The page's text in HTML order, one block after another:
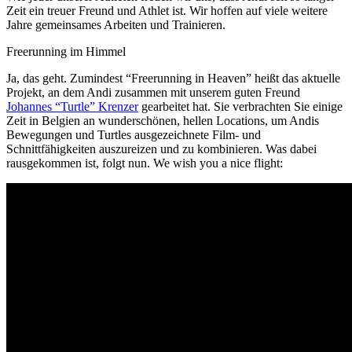
Zeit ein treuer Freund und Athlet ist. Wir hoffen auf viele weitere
Jahre gemeinsames Arbeiten und Trainieren.
Freerunning im Himmel
Ja, das geht. Zumindest “Freerunning in Heaven” heißt das aktuelle
Projekt, an dem Andi zusammen mit unserem guten Freund
Johannes “Turtle” Krenzergearbeitet hat. Sie verbrachten Sie einige
Zeit in Belgien an wunderschönen, hellen Locations, um Andis
Bewegungen und Turtles ausgezeichnete Film- und
Schnittfähigkeiten auszureizen und zu kombinieren. Was dabei
rausgekommen ist, folgt nun. We wish you a nice flight: